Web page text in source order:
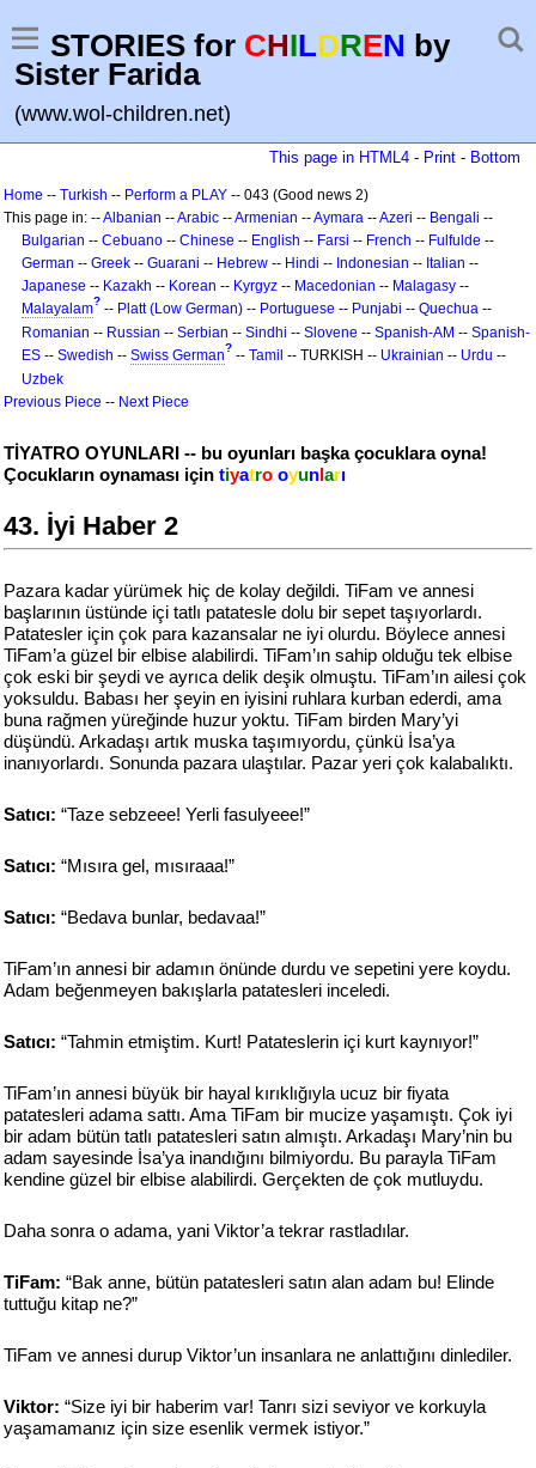
STORIES for CHILDREN by
Sister Farida
(www.wol-children.net)
This page in HTML4 - Print - Bottom
Home -- Turkish -- Perform a PLAY -- 043 (Good news 2)
This page in: --Albanian --Arabic --Armenian --Aymara --Azeri -- Bengali --
Bulgarian -- Cebuano -- Chinese -- English -- Farsi -- French -- Fulfulde --
German -- Greek -- Guarani -- Hebrew -- Hindi -- Indonesian -- Italian --
Japanese -- Kazakh -- Korean -- Kyrgyz -- Macedonian -- Malagasy --
Malayalam? -- Platt (Low German) -- Portuguese -- Punjabi -- Quechua --
Romanian -- Russian -- Serbian -- Sindhi -- Slovene -- Spanish-AM -- Spanish-
ES -- Swedish -- Swiss German? -- Tamil -- TURKISH -- Ukrainian -- Urdu --
Uzbek
Previous Piece -- Next Piece
TİYATRO OYUNLARI -- bu oyunları başka çocuklara oyna!
Çocukların oynaması için tiyatro oyunları
43. İyi Haber 2
Pazara kadar yürümek hiç de kolay değildi. TiFam ve annesi
başlarının üstünde içi tatlı patatesle dolu bir sepet taşıyorlardı.
Patatesler için çok para kazansalar ne iyi olurdu. Böylece annesi
TiFam’a güzel bir elbise alabilirdi. TiFam’ın sahip olduğu tek elbise
çok eski bir şeydi ve ayrıca delik deşik olmuştu. TiFam’ın ailesi çok
yoksuldu. Babası her şeyin en iyisini ruhlara kurban ederdi, ama
buna rağmen yüreğinde huzur yoktu. TiFam birden Mary’yi
düşündü. Arkadaşı artık muska taşımıyordu, çünkü İsa’ya
inanıyorlardı. Sonunda pazara ulaştılar. Pazar yeri çok kalabalıktı.
Satıcı: “Taze sebzeee! Yerli fasulyeee!”
Satıcı: “Mısıra gel, mısıraaa!”
Satıcı: “Bedava bunlar, bedavaa!”
TiFam’ın annesi bir adamın önünde durdu ve sepetini yere koydu.
Adam beğenmeyen bakışlarla patatesleri inceledi.
Satıcı: “Tahmin etmiştim. Kurt! Patateslerin içi kurt kaynıyor!”
TiFam’ın annesi büyük bir hayal kırıklığıyla ucuz bir fiyata
patatesleri adama sattı. Ama TiFam bir mucize yaşamıştı. Çok iyi
bir adam bütün tatlı patatesleri satın almıştı. Arkadaşı Mary’nin bu
adam sayesinde İsa’ya inandığını bilmiyordu. Bu parayla TiFam
kendine güzel bir elbise alabilirdi. Gerçekten de çok mutluydu.
Daha sonra o adama, yani Viktor’a tekrar rastladılar.
TiFam: “Bak anne, bütün patatesleri satın alan adam bu! Elinde
tuttuğu kitap ne?”
TiFam ve annesi durup Viktor’un insanlara ne anlattığını dinlediler.
Viktor: “Size iyi bir haberim var! Tanrı sizi seviyor ve korkuyla
yaşamamanız için size esenlik vermek istiyor.”